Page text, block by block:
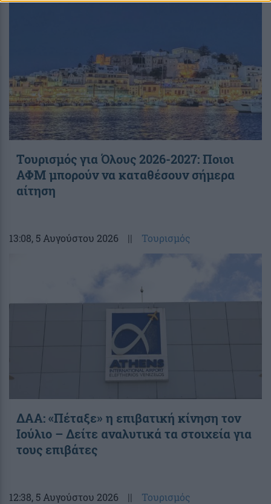
Τουρισμός για Όλους 2026-2027: Ποιοι
ΑΦΜ μπορούν να καταθέσουν σήμερα
αίτηση
13:08, 5 Αυγούστου 2026 || Τουρισμός
ΔΑΑ: «Πέταξε» η επιβατική κίνηση τον
Ιούλιο – Δείτε αναλυτικά τα στοιχεία για
τους επιβάτες
12:38, 5 Αυγούστου 2026 || Τουρισμός